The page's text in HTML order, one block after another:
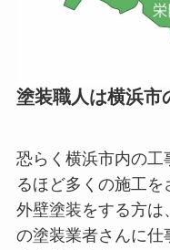
塗装職人は横浜市
恐らく横浜市内の工
るほど多くの施工を
外壁塗装をする方は
の塗装業者さんに仕